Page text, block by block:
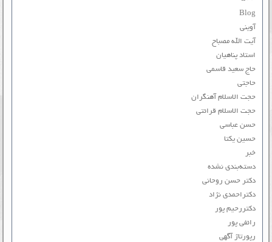
Blog
آوینی
آیت الله مصباح
استاد پناهیان
حاج سعید قاسمی
حاجتی
حجت الاسلام آهنگران
حجت الاسلام قرائتی
حسن عباسی
حسین یکتا
خبر
دسته‌بندی نشده
دکتر حسن روحانی
دکتراحمدی نژاد
دکتررحیم پور
رائفی پور
رپورتاژ آگهی